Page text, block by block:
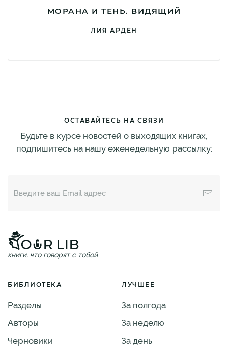
МОРАНА И ТЕНЬ. ВИДЯЩИЙ
ЛИЯ АРДЕН
ОСТАВАЙТЕСЬ НА СВЯЗИ
Будьте в курсе новостей о выходящих книгах,
подпишитесь на нашу еженедельную рассылку:
книги, что говорят с тобой
БИБЛИОТЕКА
Разделы
Авторы
Черновики
ЛУЧШЕЕ
За полгода
За неделю
За день